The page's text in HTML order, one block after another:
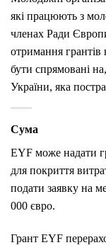
які працюють з
членах Ради
отримання грантів
бути спрямовані
України, яка
Сума
EYF може надати
для покриття
подати заявку на
000 євро.
Грант EYF